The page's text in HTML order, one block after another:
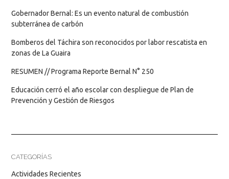
Gobernador Bernal: Es un evento natural de combustión
subterránea de carbón
Bomberos del Táchira son reconocidos por labor rescatista en
zonas de La Guaira
RESUMEN // Programa Reporte Bernal N° 250
Educación cerró el año escolar con despliegue de Plan de
Prevención y Gestión de Riesgos
CATEGORÍAS
Actividades Recientes